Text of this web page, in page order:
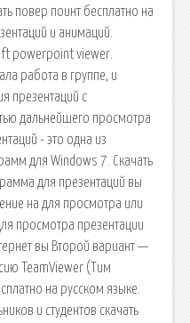
повер поинт бесплатно на
и анимаций.
powerpoint viewer.
работа в группе, и
презентаций с
дальнейшего просмотра
- это одна из
для Windows 7. Скачать
для презентаций вы
на для просмотра или
просмотра презентации
вы Второй вариант —
TeamViewer (Тим
на русском языке.
и студентов скачать